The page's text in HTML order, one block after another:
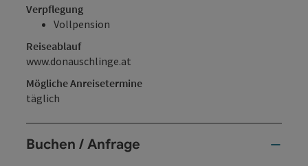
Verpflegung
Vollpension
Reiseablauf
www.donauschlinge.at
Mögliche Anreisetermine
täglich
Buchen / Anfrage